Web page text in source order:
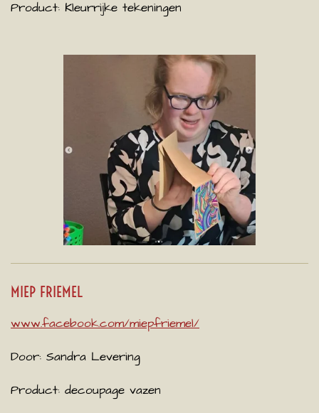
Product: Kleurrijke tekeningen
MIEP FRIEMEL
www.facebook.com/miepfriemel/
Door: Sandra Levering
Product: decoupage vazen